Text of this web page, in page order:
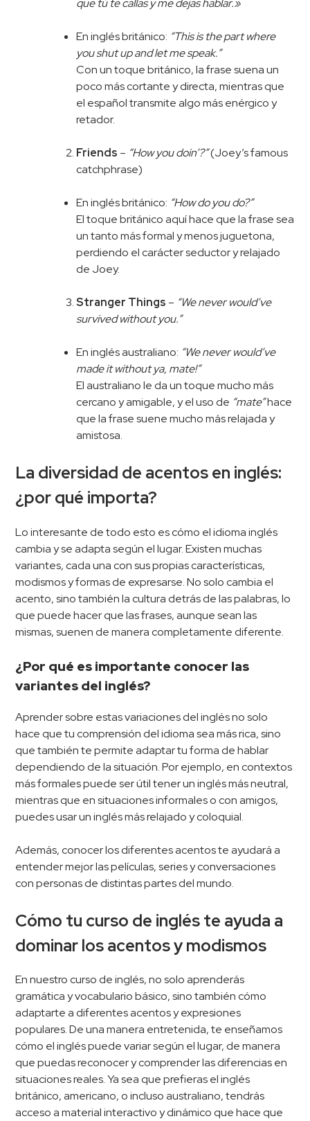
que tú te callas y me dejas hablar.»
En inglés británico: “This is the part where
you shut up and let me speak.”
Con un toque británico, la frase suena un
poco más cortante y directa, mientras que
el español transmite algo más enérgico y
retador.
Friends – “How you doin’?”(Joey’s famous
catchphrase)
En inglés británico: “How do you do?”
El toque británico aquí hace que la frase sea
un tanto más formal y menos juguetona,
perdiendo el carácter seductor y relajado
de Joey.
Stranger Things – “We never would’ve
survived without you.”
En inglés australiano: “We never would’ve
made it without ya, mate!”
El australiano le da un toque mucho más
cercano y amigable, y el uso de “mate”hace
que la frase suene mucho más relajada y
amistosa.
La diversidad de acentos en inglés:
¿por qué importa?
Lo interesante de todo esto es cómo el idioma inglés
cambia y se adapta según el lugar. Existen muchas
variantes, cada una con sus propias características,
modismos y formas de expresarse. No solo cambia el
acento, sino también la cultura detrás de las palabras, lo
que puede hacer que las frases, aunque sean las
mismas, suenen de manera completamente diferente.
¿Por qué es importante conocer las
variantes del inglés?
Aprender sobre estas variaciones del inglés no solo
hace que tu comprensión del idioma sea más rica, sino
que también te permite adaptar tu forma de hablar
dependiendo de la situación. Por ejemplo, en contextos
más formales puede ser útil tener un inglés más neutral,
mientras que en situaciones informales o con amigos,
puedes usar un inglés más relajado y coloquial.
Además, conocer los diferentes acentos te ayudará a
entender mejor las películas, series y conversaciones
con personas de distintas partes del mundo.
Cómo tu curso de inglés te ayuda a
dominar los acentos y modismos
En nuestro curso de inglés, no solo aprenderás
gramática y vocabulario básico, sino también cómo
adaptarte a diferentes acentos y expresiones
populares. De una manera entretenida, te enseñamos
cómo el inglés puede variar según el lugar, de manera
que puedas reconocer y comprender las diferencias en
situaciones reales. Ya sea que prefieras el inglés
británico, americano, o incluso australiano, tendrás
acceso a material interactivo y dinámico que hace que